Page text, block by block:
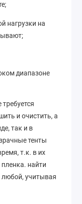
нагрузки на
диапазоне
и очистить, а
так и в
тенты
т.к. в их
пленка. найти
любой, учитывая